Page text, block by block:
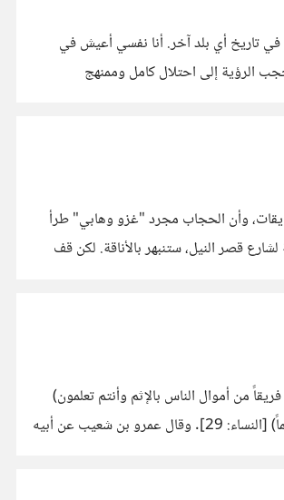
في تاريخ أي بلد آخر. أنا نفسي أعيش في
نهائيا، لقد حُرمت منه تماما كأنني لا أسكن مدينة ساحلية من الأساس. الأمر تجاوز مجرد حجب الرؤية إلى احتلال كامل وممنهج
وأن الحجاب مجرد "غزو وهابي" طرأ
عندما تشاهد صورة قديمة لشارع قصر النيل، ستنبهر بالأناقة. لكن قف
من أموال الناس بالإثم وأنتم تعلمون)
[البقرة: 188]. سورة النساء: الآية نصاً: (يا أيها الذين آمنوا لا تأكلوا أموالكم بينكم بالباطل إلا أن تكون تجارة عن تراض منكم ولا تقتلوا أنفسكم إن الله كان بكم رحيماً) [النساء: 29]. وقال عمرو بن شعيب عن أبيه